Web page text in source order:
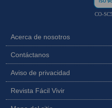
CO-
Acerca de nosotros
Contáctanos
Aviso de privacidad
Revista Fácil Vivir